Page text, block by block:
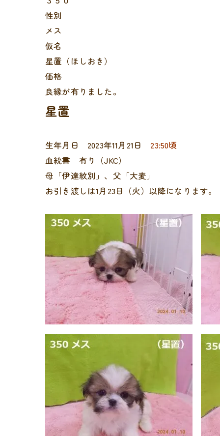
性別
メス
仮名
星置（ほしおき）
価格
良縁が有りました。
星置
生年月日 2023年11月21日 23:50頃
血統書 有り（JKC）
母「伊達紋別」、父「大麦」
お引き渡しは1月23日（火）以降になります。